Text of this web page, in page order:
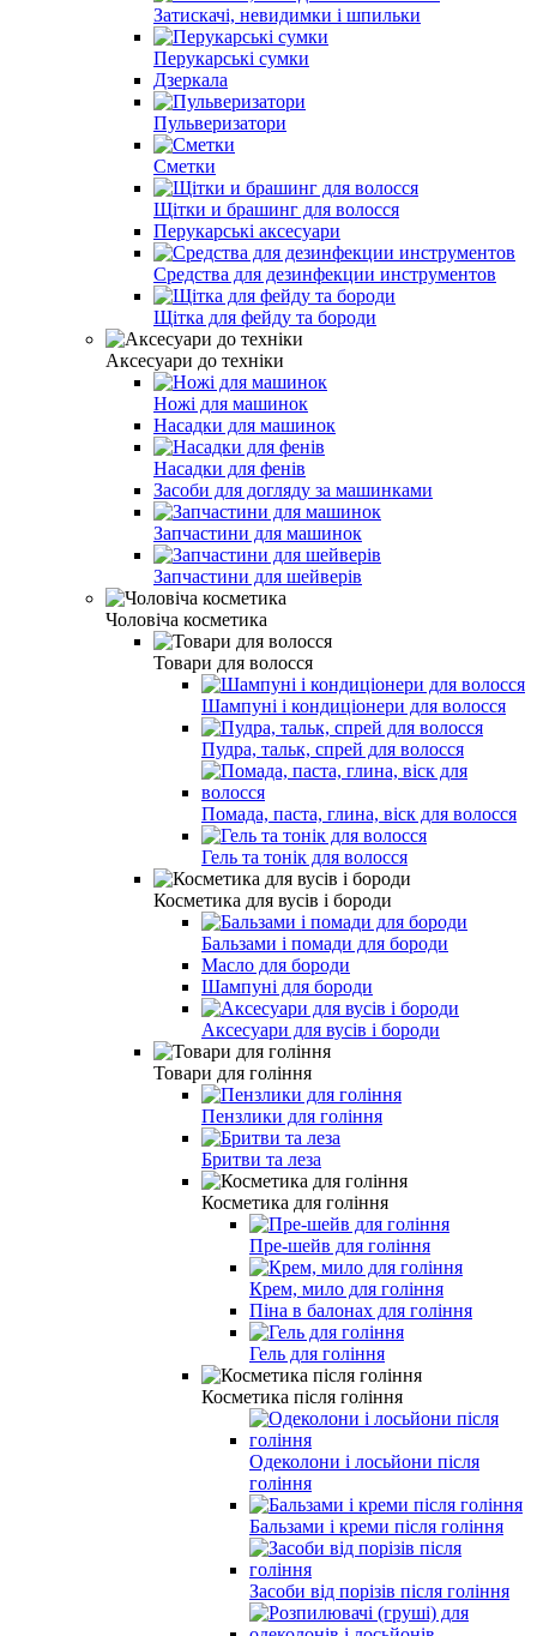
Затискачі, невидимки і шпильки
Перукарські сумки
Дзеркала
Пульверизатори
Сметки
Щітки и брашинг для волосся
Перукарські аксесуари
Средства для дезинфекции инструментов
Щітка для фейду та бороди
Аксесуари до техніки
Ножі для машинок
Насадки для машинок
Насадки для фенів
Засоби для догляду за машинками
Запчастини для машинок
Запчастини для шейверів
Чоловіча косметика
Товари для волосся
Шампуні і кондиціонери для волосся
Пудра, тальк, спрей для волосся
Помада, паста, глина, віск для волосся
Гель та тонік для волосся
Косметика для вусів і бороди
Бальзами і помади для бороди
Масло для бороди
Шампуні для бороди
Аксесуари для вусів і бороди
Товари для гоління
Пензлики для гоління
Бритви та леза
Косметика для гоління
Пре-шейв для гоління
Крем, мило для гоління
Піна в балонах для гоління
Гель для гоління
Косметика після гоління
Одеколони і лосьйони після
гоління
Бальзами і креми після гоління
Засоби від порізів після гоління